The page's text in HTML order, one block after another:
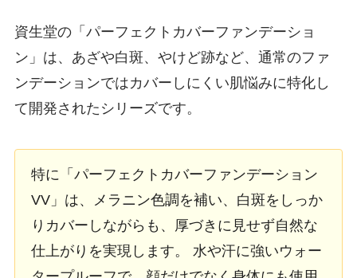
資生堂の「パーフェクトカバーファンデーショ
ン」は、あざや白斑、やけど跡など、通常のファ
ンデーションではカバーしにくい肌悩みに特化し
て開発されたシリーズです。
特に「パーフェクトカバーファンデーション
VV」は、メラニン色調を補い、白斑をしっか
りカバーしながらも、厚づきに見せず自然な
仕上がりを実現します。 水や汗に強いウォー